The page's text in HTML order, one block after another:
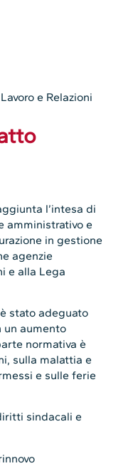
Lavoro e Relazioni
l’intesa di
amministrativo e
in gestione
agenzie
e alla Lega
stato adeguato
un aumento
normativa è
sulla malattia e
e sulle ferie
sindacali e